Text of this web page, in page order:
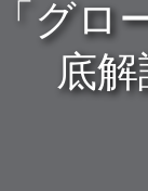
グロ
底